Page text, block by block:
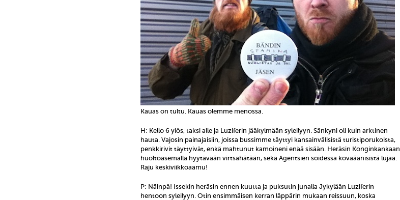
Kauas on tultu. Kauas olemme menossa.
H: Kello 6 ylös, taksi alle ja Luziferin jääkylmään syleilyyn. Sänkyni oli kuin arktinen
hauta. Vajosin painajaisiin, joissa bussimme täyttyi kansainvälisistä turistiporukoista,
penkkirivit täyttyivät, enkä mahtunut kamoineni enää sisään. Heräsin Konginkankaan
huoltoasemalla hyytävään virtsahätään, sekä Agentsien soidessa kovaäänisistä lujaa.
Raju keskiviikkoaamu!
P: Näinpä! Issekin heräsin ennen kuutta ja puksutin junalla Jykylään Luziferin
hentoon syleilyyn. Otin ensimmäisen kerran läppärin mukaan reissuun, koska